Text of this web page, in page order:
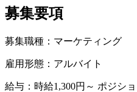
募集要項
募集職種： マーケティング
雇用形態： アルバイト
給与： 時給1,300円～ ポジシ